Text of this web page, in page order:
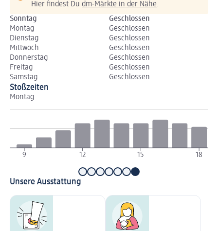
Hier findest Du dm-Märkte in der Nähe.
Sonntag
Geschlossen
Montag
Geschlossen
Dienstag
Geschlossen
Mittwoch
Geschlossen
Donnerstag
Geschlossen
Freitag
Geschlossen
Samstag
Geschlossen
Stoßzeiten
Montag
9 12 15 18
Unsere Ausstattung